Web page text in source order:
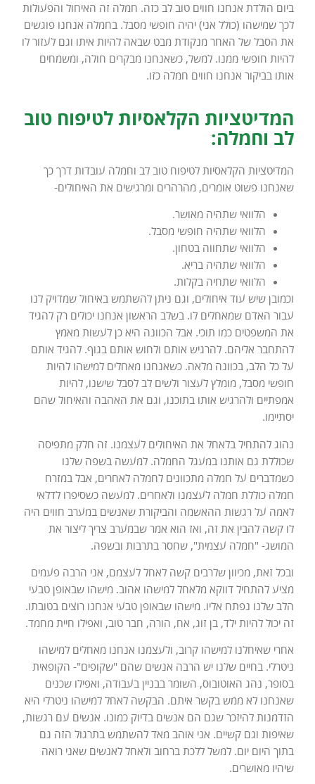
ביום הולדת אנחנו חווים טוב לב כזה. חמלה זה האיחול והפעולות
לכך שמישהו (כולל אני) יהיה חופשי מסבל. בחמלה אנחנו פוגשים
את הסבל של האחר מנקודת מבט שבאה להיות איתו וגם לעזור לו
להיות חופשי ממנו. למשל, כשאנחנו מבקרים חולה, ומשמחים
אותו בביקור אנחנו חווים חמלה כזו.
המדיטציות הקלאסיות לטיפוח טוב
לב וחמלה:
המדיטציות הקלאסיות לטיפוח טוב לב וחמלה עובדות דרך כך
שאנחנו פשוט אומרים, מהרהרים ומרגישים את האיחולים-
הלוואי שתהיה מאושר.
הלוואי שתהיה חופשי מסבל.
הלוואי שתחווה בטחון.
הלוואי שתהיה בריא.
הלוואי שתחיה בקלות.
וכמובן שיש עוד איחולים, וגם ניתן להשתמש באיחול שמדויק לנו
עבור האדם שמאחלים לו. בשלב הראשון אנחנו יכולים רק להגיד
את המשפטים כמו תוכי. אבל הכוונה היא כן לעשות מאמץ
להתחבר אליהם. להרגיש אותם ולחוש אותם בגוף. להגיד אותם
על כל הלב, בכוונה מלאה. כשאנחנו מאחלים למישהו להיות
חופשי מסבל, מומלץ לעצור ולשים לב לסבל שישנו, להיות
אמפתיים ולהרגיש אותו בתוכנו, וגם את האהבה והאיחול שהם
יסתיימו.
נהוג להתחיל בלאחל את האיחולים לעצמנו. זה חלק מתפיסה
שכוללת גם אותנו במעגל החמלה. למעשה בשפה שלנו
כשמדברים על חמלה מתכוונים לחמלה לאחרים, אבל במזרח
חמלה כוללת חמלה לעצמנו ולאחרים. למעשה כשסיפרו לדלאי
לאמה על רגשות ההאשמה והביקורת שאנשים במערב חווים היה
לו קשה להבין את זה, ואז הוא אמר שבמערב צריך ליצור את
המושג- "חמלה עצמית", שחסר בתרבות ובשפה.
ובכל זאת, מכיוון שלרבים קשה לאחל לעצמם, אני הרבה פעמים
מציע להתחיל דווקא מלאחל למישהו אהוב. מישהו שבאופן טבעי
הלב שלנו נפתח אליו. מישהו שבאופן טבעי אנחנו רוצים בטובתו.
זה יכול להיות ילד, בן זוג, אח, הורה, חבר טוב, ואפילו חיית מחמד.
אחרי שאיחלנו למישהו קרוב, ולעצמנו אנחנו מאחלים למישהו
ניטרלי. בחיים שלנו יש הרבה אנשים שהם "שקופים"- הקופאית
בסופר, נהג האוטובוס, השומר בבניין בעבודה, ואפילו שכנים
שאנחנו לא ממש בקשר איתם. הבקשה לאחל למישהו ניטרלי היא
הזדמנות להיזכר שגם הם אנשים בדיוק כמונו. אנשים עם רגשות,
שאיפות וגם קשיים. אני אוהב מאד להשתמש בתרגול הזה גם
בתוך היום יום. למשל ללכת ברחוב ולאחל לאנשים שאני רואה
שיהיו מאושרים.